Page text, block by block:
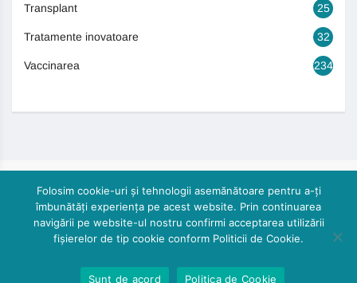
Transplant 25
Tratamente inovatoare 32
Vaccinarea 234
© 2024, Cautasanatate.ro by DoctorPR. All rights reserved
Folosim cookie-uri și tehnologii asemănătoare pentru a-ți
îmbunătăți experiența pe acest website. Prin continuarea
navigării pe website-ul nostru confirmi acceptarea utilizării
fișierelor de tip cookie conform Politicii de Cookie.
Sunt de acord Politica de Cookie